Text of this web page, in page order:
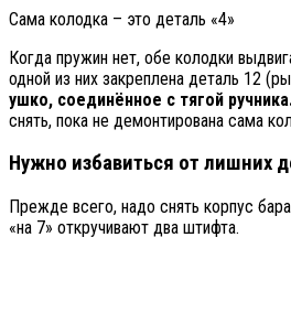
Сама колодка – это деталь «4»
Когда пружин нет, обе колодки
одной из них закреплена деталь 12
ушко, соединённое с тягой
снять, пока не демонтирована сама
Нужно избавиться от лишних
Прежде всего, надо снять корпус
«на 7» откручивают два штифта.